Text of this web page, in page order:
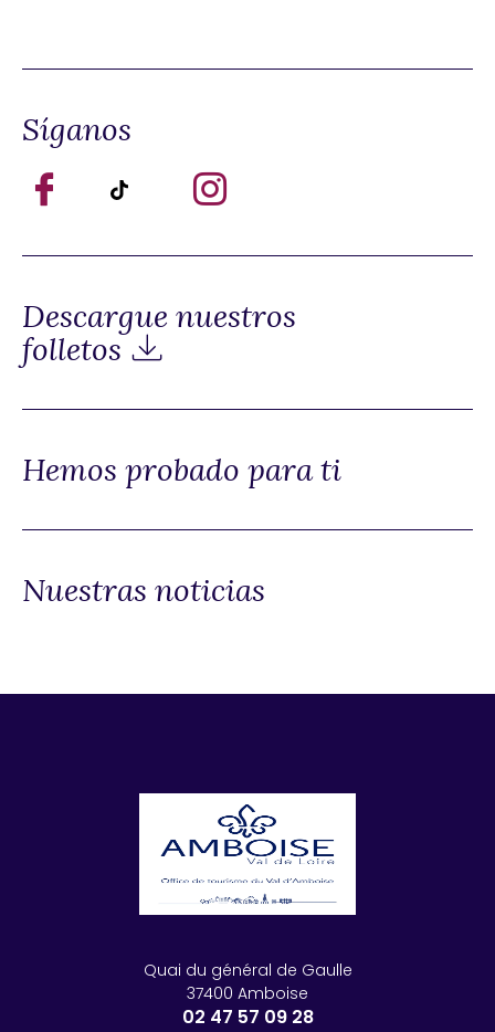
Síganos
Descargue nuestros
folletos
Hemos probado para ti
Nuestras noticias
Quai du général de Gaulle
37400 Amboise
02 47 57 09 28